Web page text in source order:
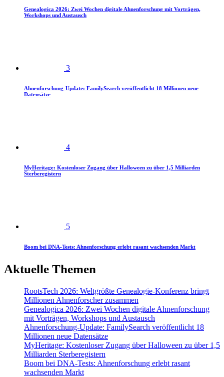
Genealogica 2026: Zwei Wochen digitale Ahnenforschung mit Vorträgen,
Workshops und Austausch
3
Ahnenforschung-Update: FamilySearch veröffentlicht 18 Millionen neue
Datensätze
4
MyHeritage: Kostenloser Zugang über Halloween zu über 1,5 Milliarden
Sterberegistern
5
Boom bei DNA-Tests: Ahnenforschung erlebt rasant wachsenden Markt
Aktuelle Themen
RootsTech 2026: Weltgrößte Genealogie-Konferenz bringt
Millionen Ahnenforscher zusammen
Genealogica 2026: Zwei Wochen digitale Ahnenforschung
mit Vorträgen, Workshops und Austausch
Ahnenforschung-Update: FamilySearch veröffentlicht 18
Millionen neue Datensätze
MyHeritage: Kostenloser Zugang über Halloween zu über 1,5
Milliarden Sterberegistern
Boom bei DNA-Tests: Ahnenforschung erlebt rasant
wachsenden Markt